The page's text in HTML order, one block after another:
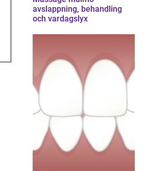
avslappning, behandling
och vardagslyx